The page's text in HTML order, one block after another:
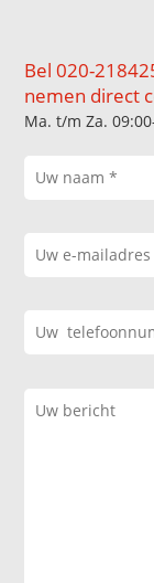
Bel 020-
nemen direct
Ma. t/m Za.